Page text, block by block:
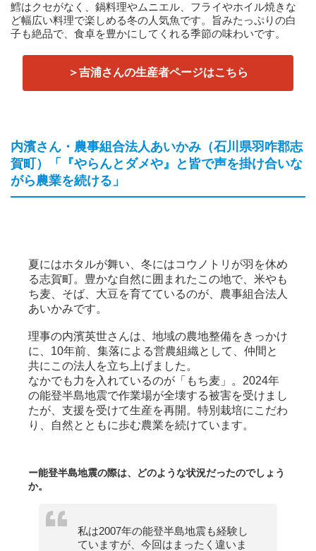
鱈はクセがなく、鍋料理やムニエル、フライやホイル焼きな
ど幅広い料理で楽しめる冬の人気魚です。旨みたっぷりの白
子も絶品で、食卓を豊かにしてくれる季節の味わいです。
＞吉浦さんの生産者ページはこちら
内濱さん・農事組合法人あいかみ（石川県羽咋郡志
賀町）「『やらんとダメや』と皆で声を掛け合いな
がら農業を続ける」
夏にはホタルが舞い、冬にはコウノトリが羽を休め
る志賀町。豊かな自然に囲まれたこの地で、米やも
ち麦、そば、大豆を育てているのが、農事組合法人
あいかみです。
理事の内濱英世さんは、地域の農地整備をきっかけ
に、10年前、集落による営農組織として、仲間と
共にこの法人を立ち上げました。
なかでも力を入れているのが「もち麦」。2024年
の能登半島地震で作業場が全壊する被害を受けまし
たが、支援を受けて生産を再開。特別栽培にこだわ
り、自然とともに歩む農業を続けています。
ー能登半島地震の際は、どのような状況だったのでしょう
か。
私は2007年の能登半島地震も経験し
ていますが、今回はまったく違いま